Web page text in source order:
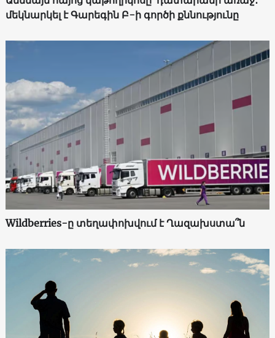
մեկնարկել է Գարեգին Բ-ի գործի քննությունը
Wildberries-ը տեղափոխվում է Ղազախստա՞ն